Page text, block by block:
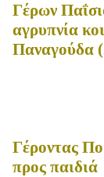
Γέρων
αγρυπνία
Παναγούδα
Γέροντας
προς παιδιά